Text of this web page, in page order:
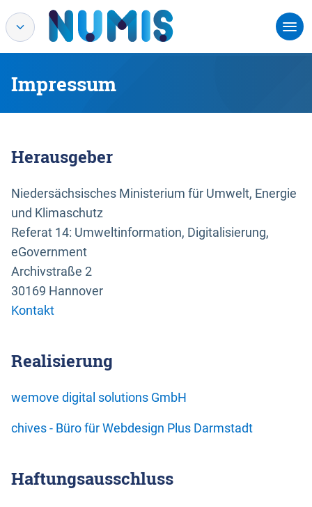
Impressum
Herausgeber
Niedersächsisches Ministerium für Umwelt, Energie
und Klimaschutz
Referat 14: Umweltinformation, Digitalisierung,
eGovernment
Archivstraße 2
30169 Hannover
Kontakt
Realisierung
wemove digital solutions GmbH
chives - Büro für Webdesign Plus Darmstadt
Haftungsausschluss